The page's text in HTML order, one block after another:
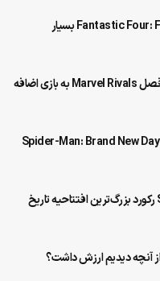
کوین فایگی: فروش فیلم Fantastic Four: First Steps بسیار
شخصیت The Hood در آپدیت میان‌فصل Marvel Rivals به بازی اضافه
۶ کاور از کمیک‌های مرد عنکبوتی که در Spider-Man: Brand New Day
فیلم Spider-Man: Brand New Day رکورد بزرگ‌ترین افتتاحیه تاریخ